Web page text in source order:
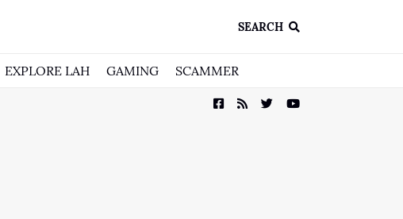
SEARCH
EXPLORE LAH GAMING SCAMMER